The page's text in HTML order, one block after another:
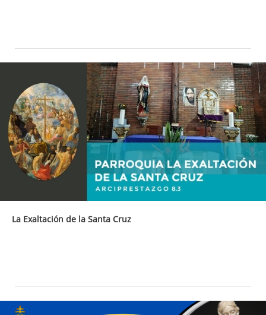
La Exaltación de la Santa Cruz